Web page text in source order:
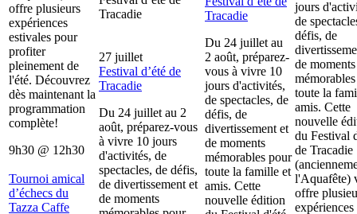
offre plusieurs
expériences
estivales pour
profiter
pleinement de
l'été. Découvrez
dès maintenant la
programmation
complète!
9h30 @ 12h30
Tournoi amical
d’échecs du
Tazza Caffe
Tracadie
27 juillet
Festival d’été de
Tracadie
Du 24 juillet au 2
août, préparez-vous
à vivre 10 jours
d'activités, de
spectacles, de défis,
de divertissement et
de moments
Tracadie
Du 24 juillet au
2 août, préparez-
vous à vivre 10
jours d'activités,
de spectacles, de
défis, de
divertissement et
de moments
mémorables pour
toute la famille et
amis. Cette
nouvelle édition
jours
de
défis, de
de moments
toute la
amis. Cette
nouvelle
du Festival
de Tracadie
l'Aquafête)
offre
expériences